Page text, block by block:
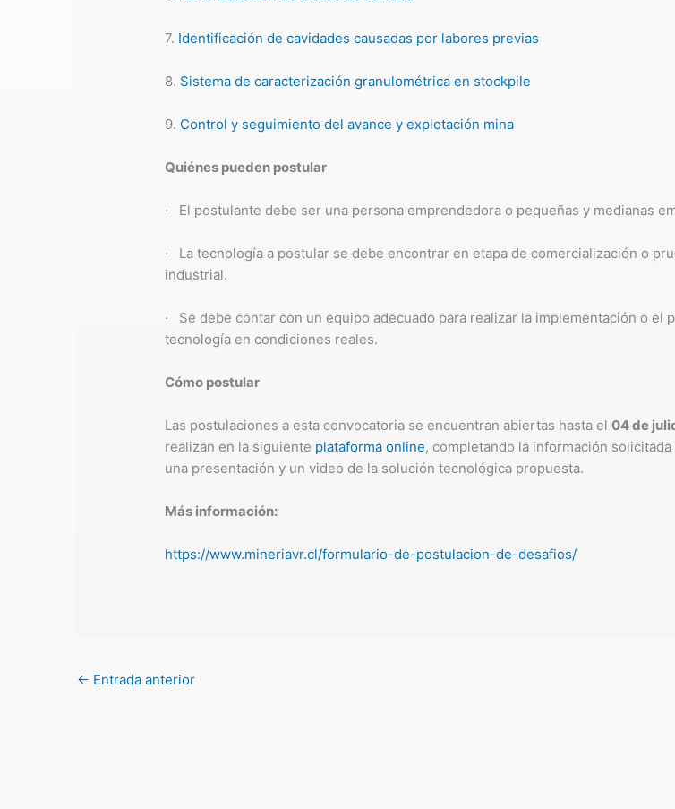
7. Identificación de cavidades causadas por labores previas
8. Sistema de caracterización granulométrica en stockpile
9. Control y seguimiento del avance y explotación mina
Quiénes pueden postular
· El postulante debe ser una persona emprendedora o pequeñas y medianas
· La tecnología a postular se debe encontrar en etapa de comercialización o
industrial.
· Se debe contar con un equipo adecuado para realizar la implementación o el
tecnología en condiciones reales.
Cómo postular
Las postulaciones a esta convocatoria se encuentran abiertas hasta el04 de
realizan en la siguiente plataforma online, completando la información
una presentación y un video de la solución tecnológica propuesta.
Más información:
https://www.mineriavr.cl/formulario-de-postulacion-de-desafios/
← Entrada anterior